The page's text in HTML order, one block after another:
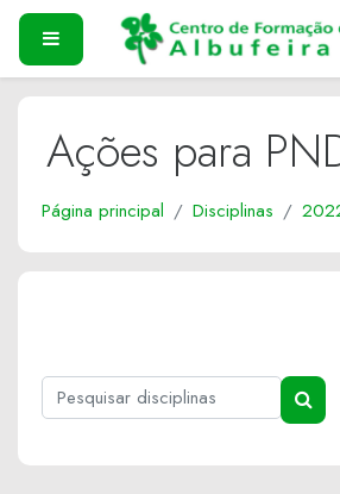
Ir para o conteúdo principal
PAINEL LATERAL
Ações para
Página principal Disciplinas
Pesquisar disciplinas